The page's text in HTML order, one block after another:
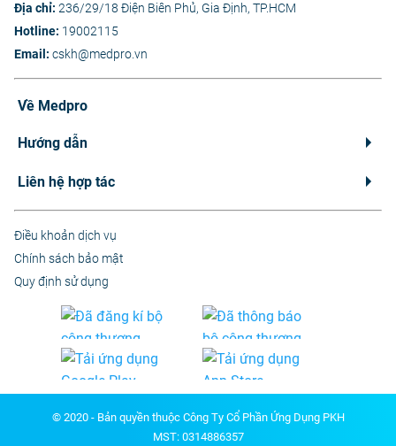
Địa chỉ: 236/29/18 Điện Biên Phủ, Gia Định, TP.HCM
Hotline: 19002115
Email: cskh@medpro.vn
Về Medpro
Hướng dẫn
Liên hệ hợp tác
Điều khoản dịch vụ
Chính sách bảo mật
Quy định sử dụng
© 2020 - Bản quyền thuộc Công Ty Cổ Phần Ứng Dụng PKH
MST: 0314886357